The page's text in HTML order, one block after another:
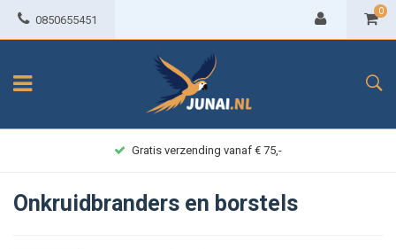
0850655451
0
Gratis verzending vanaf € 75,-
Onkruidbranders en borstels